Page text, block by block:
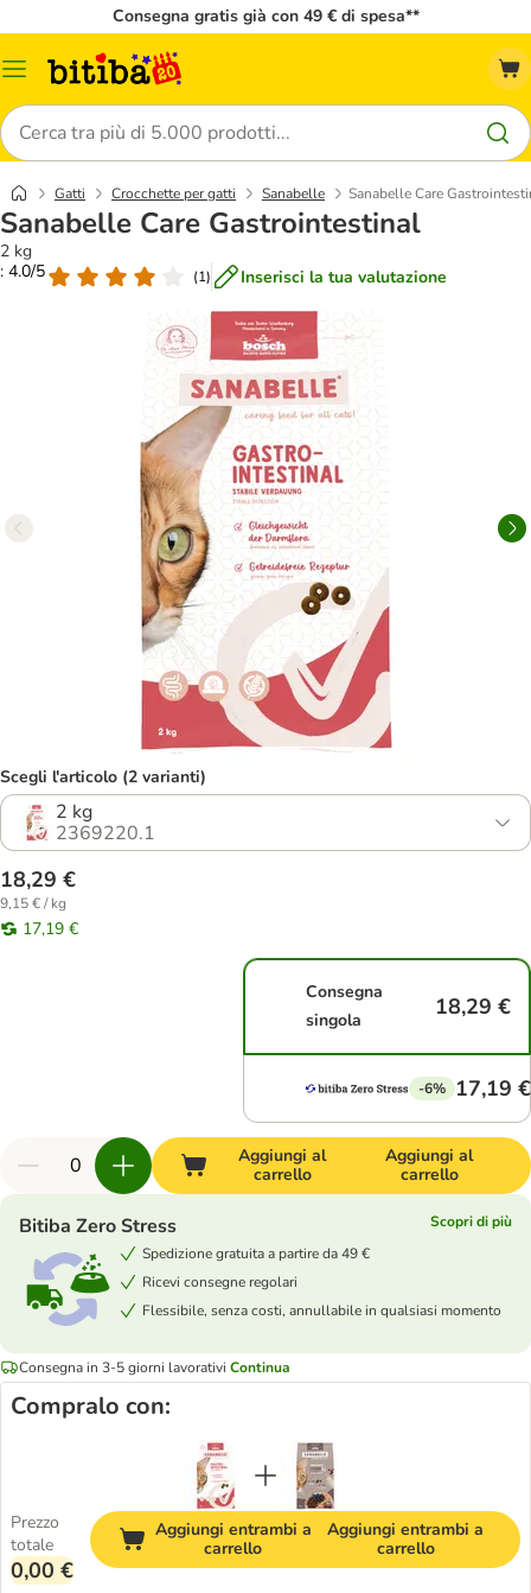
Consegna gratis già con 49 € di spesa**
Overview
Cerca
Gatti Crocchette per gatti Sanabelle Sanabelle Care
Sanabelle Care Gastrointestinal
2 kg
: 4.0/5
(1) Inserisci la tua valutazione
Scegli l'articolo (2 varianti)
2 kg
2369220.1
18,29 €
9,15 € / kg
17,19 €
Consegna
singola
18,29 €
-6% 17,19 €
Aggiungi al
carrello
Aggiungi al
carrello
Bitiba Zero Stress
Scopri di più
Spedizione gratuita a partire da 49 €
Ricevi consegne regolari
Flessibile, senza costi, annullabile in qualsiasi momento
Consegna in 3-5 giorni lavorativi Continua
Compralo con:
Prezzo
totale
0,00 €
Aggiungi entrambi a
carrello
Aggiungi entrambi a
carrello